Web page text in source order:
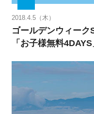
2018.4.5（木）
ゴールデンウィーク
「お子様無料4DAYS